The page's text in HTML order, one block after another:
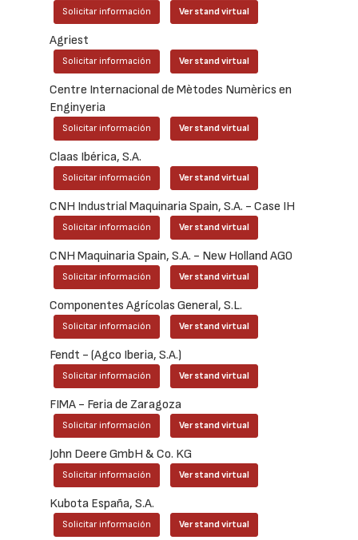
Solicitar información Ver stand virtual
Agriest
Solicitar información Ver stand virtual
Centre Internacional de Mètodes Numèrics en
Enginyeria
Solicitar información Ver stand virtual
Claas Ibérica, S.A.
Solicitar información Ver stand virtual
CNH Industrial Maquinaria Spain, S.A. - Case IH
Solicitar información Ver stand virtual
CNH Maquinaria Spain, S.A. - New Holland AG0
Solicitar información Ver stand virtual
Componentes Agrícolas General, S.L.
Solicitar información Ver stand virtual
Fendt - (Agco Iberia, S.A.)
Solicitar información Ver stand virtual
FIMA - Feria de Zaragoza
Solicitar información Ver stand virtual
John Deere GmbH & Co. KG
Solicitar información Ver stand virtual
Kubota España, S.A.
Solicitar información Ver stand virtual